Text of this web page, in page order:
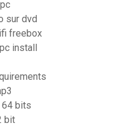
sur dvd
freebox
install
64 bits
bit